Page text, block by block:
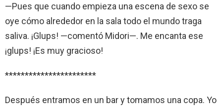
—Pues que cuando empieza una escena de sexo se
oye cómo alrededor en la sala todo el mundo traga
saliva. ¡Glups! —comentó Midori—. Me encanta ese
¡glups! ¡Es muy gracioso!
***********************
Después entramos en un bar y tomamos una copa. Yo